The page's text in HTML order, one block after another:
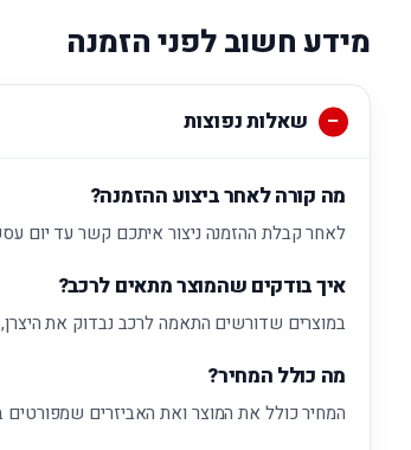
מידע חשוב לפני הזמנה
שאלות נפוצות
מה קורה לאחר ביצוע ההזמנה?
לאחר קבלת ההזמנה ניצור איתכם קשר עד יום
איך בודקים שהמוצר מתאים לרכב?
במוצרים שדורשים התאמה לרכב נבדוק את
מה כולל המחיר?
המחיר כולל את המוצר ואת האביזרים